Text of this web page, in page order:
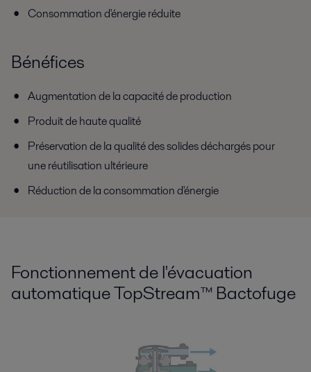
Consommation d'énergie réduite
Bénéfices
Augmentation de la capacité de production
Produit de haute qualité
Préservation de la qualité des solides déchargés pour
une réutilisation ultérieure
Réduction de la consommation d'énergie
Fonctionnement de l'évacuation
automatique TopStream™ Bactofuge